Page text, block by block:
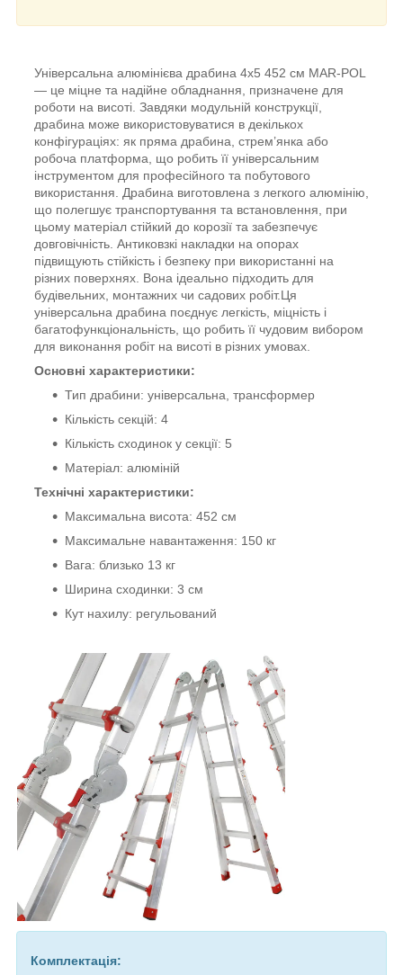
Універсальна алюмінієва драбина 4x5 452 см MAR-POL
— це міцне та надійне обладнання, призначене для
роботи на висоті. Завдяки модульній конструкції,
драбина може використовуватися в декількох
конфігураціях: як пряма драбина, стрем’янка або
робоча платформа, що робить її універсальним
інструментом для професійного та побутового
використання. Драбина виготовлена з легкого алюмінію,
що полегшує транспортування та встановлення, при
цьому матеріал стійкий до корозії та забезпечує
довговічність. Антиковзкі накладки на опорах
підвищують стійкість і безпеку при використанні на
різних поверхнях. Вона ідеально підходить для
будівельних, монтажних чи садових робіт.Ця
універсальна драбина поєднує легкість, міцність і
багатофункціональність, що робить її чудовим вибором
для виконання робіт на висоті в різних умовах.
Основні характеристики:
Тип драбини: універсальна, трансформер
Кількість секцій: 4
Кількість сходинок у секції: 5
Матеріал: алюміній
Технічні характеристики:
Максимальна висота: 452 см
Максимальне навантаження: 150 кг
Вага: близько 13 кг
Ширина сходинки: 3 см
Кут нахилу: регульований
Комплектація: